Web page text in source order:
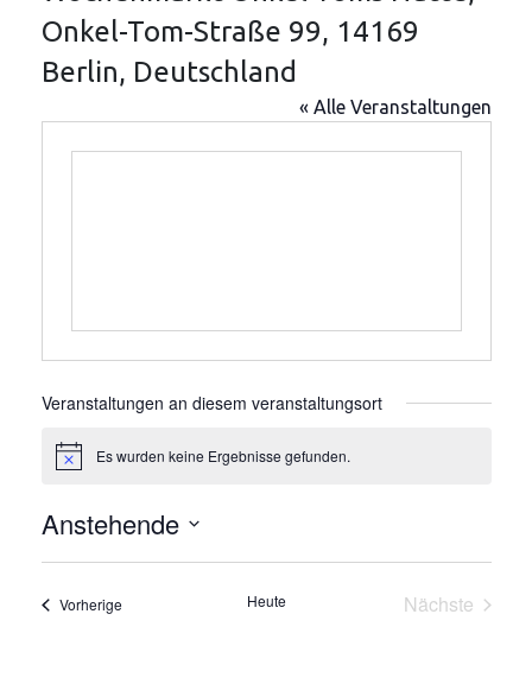
Onkel-Tom-Straße 99, 14169
Berlin, Deutschland
« Alle Veranstaltungen
Veranstaltungen an diesem veranstaltungsort
HinweisEs wurden keine Ergebnisse gefunden.
Anstehende
VorherigeVeranstaltungen Heute
Nächste